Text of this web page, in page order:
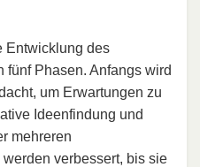
Entwicklung des
fünf Phasen. Anfangs wird
um Erwartungen zu
Ideenfindung und
mehreren
verbessert, bis sie